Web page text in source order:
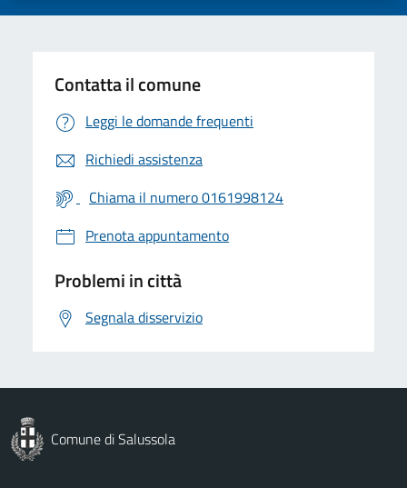
Contatta il comune
Leggi le domande frequenti
Richiedi assistenza
Chiama il numero 0161998124
Prenota appuntamento
Problemi in città
Segnala disservizio
Comune di Salussola